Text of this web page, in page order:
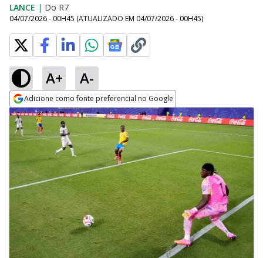
LANCE | Do R7
04/07/2026 - 00H45 (ATUALIZADO EM 04/07/2026 - 00H45)
A+ A-
Adicione como fonte preferencial no Google
Opens in new window